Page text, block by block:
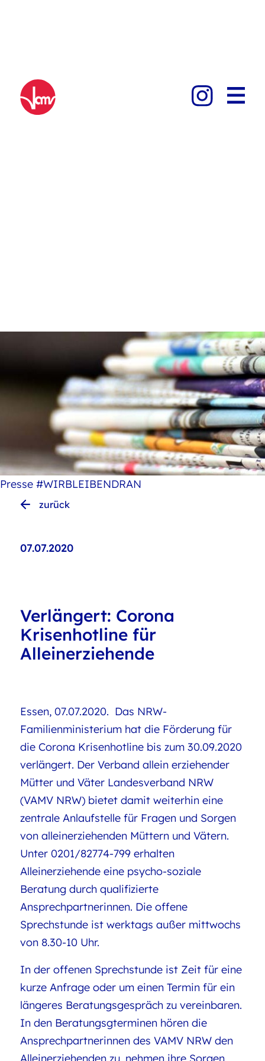
Presse #WIRBLEIBENDRAN
zurück
07.07.2020
Verlängert: Corona
Krisenhotline für
Alleinerziehende
Essen, 07.07.2020. Das NRW-
Familienministerium hat die Förderung für
die Corona Krisenhotline bis zum 30.09.2020
verlängert. Der Verband allein erziehender
Mütter und Väter Landesverband NRW
(VAMV NRW) bietet damit weiterhin eine
zentrale Anlaufstelle für Fragen und Sorgen
von alleinerziehenden Müttern und Vätern.
Unter 0201/82774-799 erhalten
Alleinerziehende eine psycho-soziale
Beratung durch qualifizierte
Ansprechpartnerinnen. Die offene
Sprechstunde ist werktags außer mittwochs
von 8.30-10 Uhr.
In der offenen Sprechstunde ist Zeit für eine
kurze Anfrage oder um einen Termin für ein
längeres Beratungsgespräch zu vereinbaren.
In den Beratungsgterminen hören die
Ansprechpartnerinnen des VAMV NRW den
Alleinerziehenden zu, nehmen ihre Sorgen